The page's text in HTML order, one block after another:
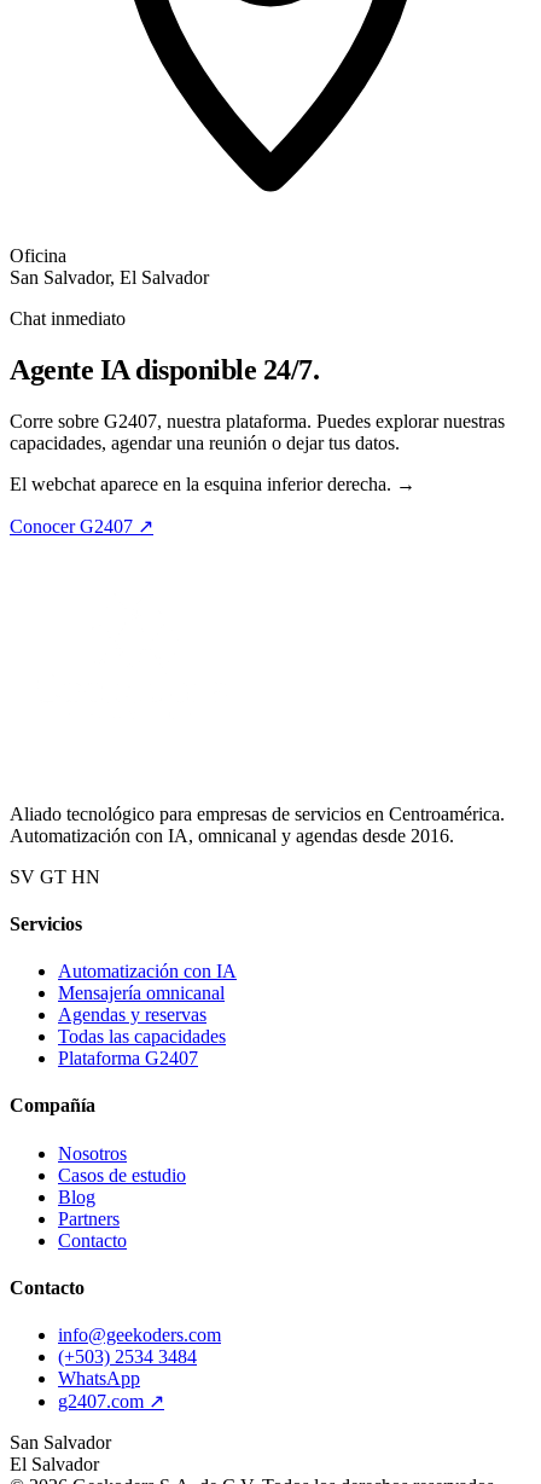
Oficina
San Salvador, El Salvador
Chat inmediato
Agente IA disponible 24/7.
Corre sobre G2407, nuestra plataforma. Puedes explorar nuestras
capacidades, agendar una reunión o dejar tus datos.
El webchat aparece en la esquina inferior derecha. →
Conocer G2407 ↗
Aliado tecnológico para empresas de servicios en Centroamérica.
Automatización con IA, omnicanal y agendas desde 2016.
SV GT HN
Servicios
Automatización con IA
Mensajería omnicanal
Agendas y reservas
Todas las capacidades
Plataforma G2407
Compañía
Nosotros
Casos de estudio
Blog
Partners
Contacto
Contacto
info@geekoders.com
(+503) 2534 3484
WhatsApp
g2407.com ↗
San Salvador
El Salvador